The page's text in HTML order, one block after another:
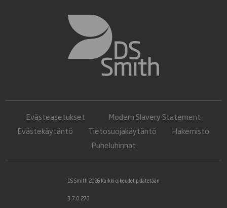
Evästeasetukset
Modern Slavery Statement
Evästekäytäntö
Tietosuojakäytäntö
Hakemisto
Puheluhinnat
DS Smith 2026 Kaikki oikeudet pidätetään
3.7.0.276